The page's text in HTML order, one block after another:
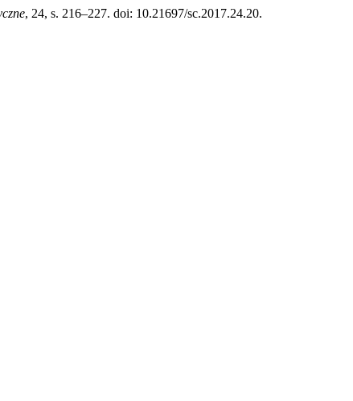
, 24, s. 216–227. doi: 10.21697/sc.2017.24.20.